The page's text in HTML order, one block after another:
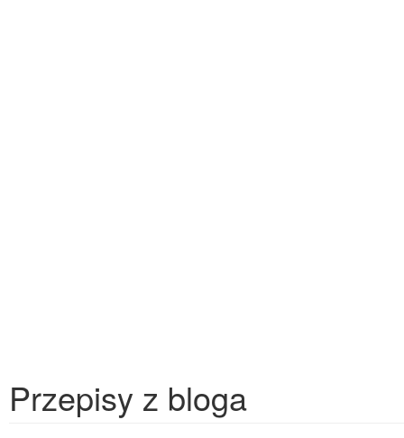
Przepisy z bloga